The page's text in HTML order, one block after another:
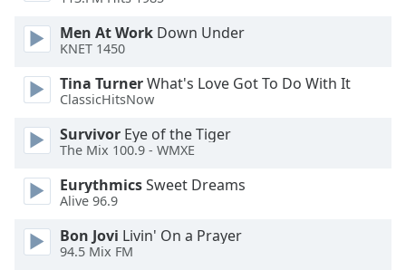
Color
Opacity
Background
Color
Opacity
Men At Work Down Under
KNET 1450
Tina TurnerWhat's Love Got To Do With It
ClassicHitsNow
Survivor Eye of the Tiger
The Mix 100.9 - WMXE
EurythmicsSweet Dreams
Alive 96.9
Bon Jovi Livin' On a Prayer
94.5 Mix FM